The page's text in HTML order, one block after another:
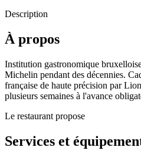
Description
À propos
Institution gastronomique
Michelin pendant des décennies.
française de haute précision par
plusieurs semaines à l'avance
Le restaurant propose
Services et